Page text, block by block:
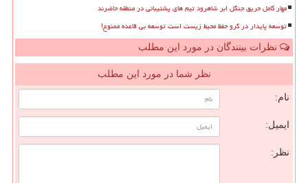
مهار کامل حریق جنگل ابر شاهرود تیم های پشتیبانی در منطقه حاضرند
توسعه پایدار در گرو حفظ محیط زیست است توسعه بی قاعده ممنوع!
نظرات بینندگان در مورد این مطلب
نظر شما در مورد این مطلب
نام:
ایمیل:
نظر: